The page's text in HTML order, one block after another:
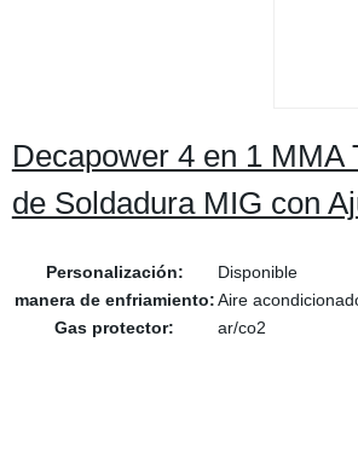
Decapower 4 en 1
de Soldadura MIG con
Personalización:
Disponible
manera de enfriamiento:Aire
Gas protector:
ar/co2